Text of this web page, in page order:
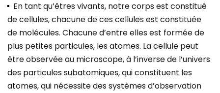
En tant qu’êtres vivants, notre corps est constitué
de cellules, chacune de ces cellules est constituée
de molécules. Chacune d’entre elles est formée de
plus petites particules, les atomes. La cellule peut
être observée au microscope, à l’inverse de l’univers
des particules subatomiques, qui constituent les
atomes, qui nécessite des systèmes d’observation